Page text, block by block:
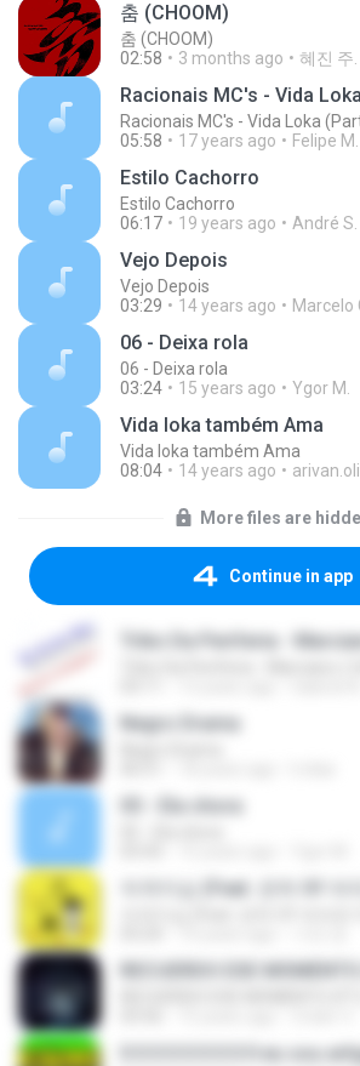
춤 (CHOOM)
춤 (CHOOM)
02:58
3 months ago 혜진 주.
Racionais MC's - Vida
Racionais MC's - Vida Loka
05:58
17 years ago Felipe M.
Estilo Cachorro
Estilo Cachorro
06:17
19 years ago André S.
Vejo Depois
Vejo Depois
03:29
14 years ago Marcelo
06 - Deixa rola
06 - Deixa rola
03:24
15 years ago Ygor M.
Vida loka também Ama
Vida loka também Ama
08:04
14 years ago
More files are
Continue in app
Negro Drama
05 - Ela chora
자격지심 (Feat. 은하 Of 여